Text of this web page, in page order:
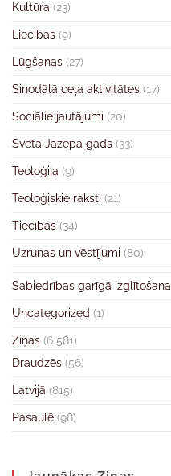
Kultūra (23)
Liecības (9)
Lūgšanas (27)
Sinodālā ceļa aktivitātes (17)
Sociālie jautājumi (20)
Svētā Jāzepa gads (33)
Teoloģija (9)
Teoloģiskie raksti (21)
Tiecības (34)
Uzrunas un vēstījumi (80)
Sabiedrības garīgā izglītošana
Uncategorized (1)
Ziņas (6 581)
Draudzēs (56)
Latvijā (815)
Pasaulē (98)